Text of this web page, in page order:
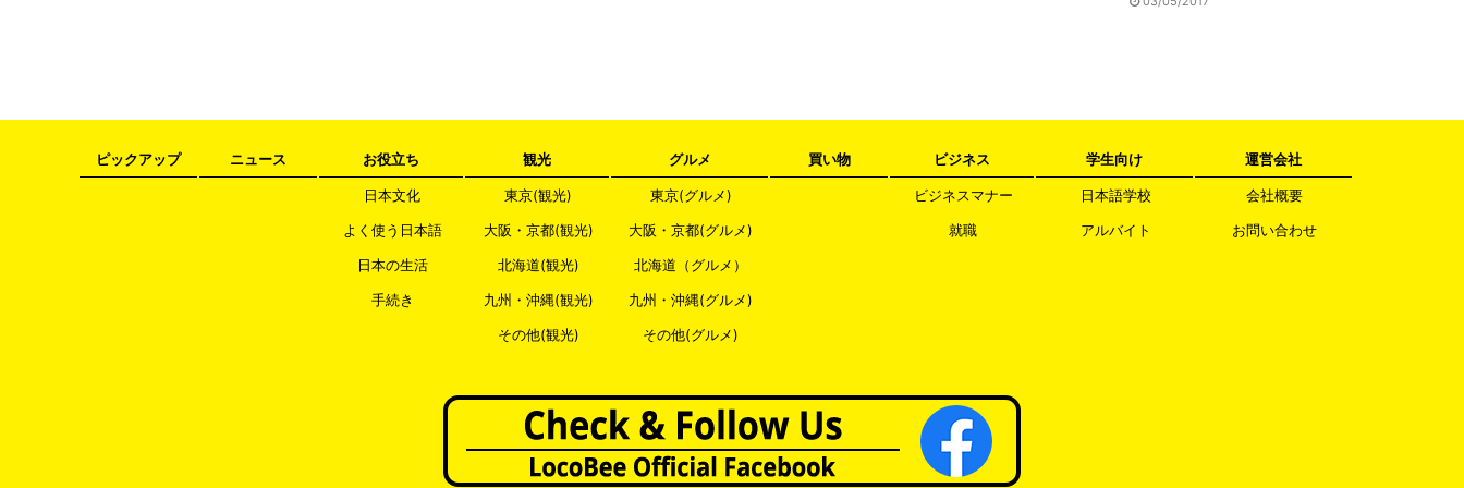
ピックアップ ニュース お役立ち
日本文化
よく使う日本語
日本の生活
手続き
観光
東京(観光)
大阪・京都(観光)
北海道(観光)
九州・沖縄(観光)
その他(観光)
グルメ
東京(グルメ)
大阪・京都(グルメ)
北海道（グルメ）
九州・沖縄(グルメ)
その他(グルメ)
買い物 ビジネス
ビジネスマナー
就職
学生向け
日本語学校
アルバイト
運営会社
会社概要
お問い合わせ